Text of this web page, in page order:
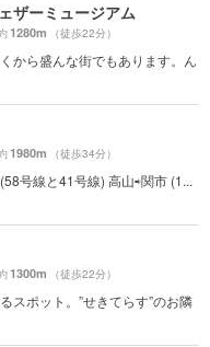
ザーミュージアム
1280m （徒歩22分）
から盛んな街でもあります。ん
1980m （徒歩34分）
号線と41号線) 高山⇨関市 (1...
1300m （徒歩22分）
スポット。”せきてらす”のお隣